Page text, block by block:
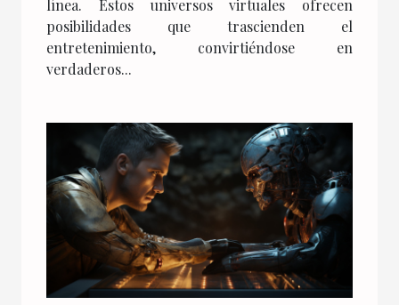
línea. Estos universos virtuales ofrecen
posibilidades que trascienden el
entretenimiento, convirtiéndose en
verdaderos...